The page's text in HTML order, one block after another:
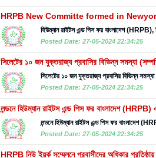
HRPB New Committe formed in
হিউম্যান রাইটস এন্ড পিস ফর বাংলাদেশ (HRPB),
Posted Date: 27-05-2024 22:34:25
সিলেটের ১০ জন যুক্তরাজ্য প্রবাসির বিভিন্ন সমস্যা
সিলেটের ১০ জন যুক্তরাজ্য প্রবাসির বিভিন্ন
Posted Date: 27-05-2024 22:34:25
লন্ডনে হিউম্যান রাইটস এন্ড পিস ফর বাংলাদেশ (HRPB)
লন্ডনে হিউম্যান রাইটস এন্ড পিস ফর বাংলাদেশ
Posted Date: 27-05-2024 22:34:25
HRPB নিউ ইয়র্ক সম্মেলনে প্রবাসীদের অধিকার